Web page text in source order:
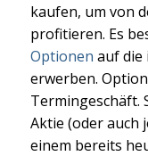
kaufen, um von
profitieren. Es
Optionen auf die
erwerben.
Termingeschäft.
Aktie (oder auch
einem bereits